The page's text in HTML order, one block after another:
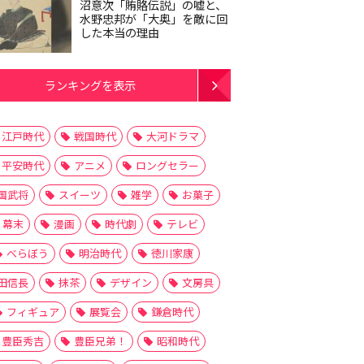
沼意次「賄賂伝説」の嘘と、
水野忠邦が「大奥」を敵に回
した本当の理由
ランキングを表示
江戸時代 戦国時代
大河ドラマ
平安時代
アニメ
ロングセラー
武将
スイーツ 雑学
お菓子
幕末
漫画 時代劇
テレビ
べらぼう
明治時代
徳川家康
信長
抹茶 デザイン
文房具
フィギュア
展覧会
鎌倉時代
豊臣秀吉
豊臣兄弟！
昭和時代